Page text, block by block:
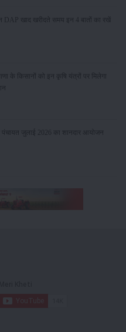
DAP खाद खरीदते समय इन 4 बातों का रखें
के किसानों को इन कृषि यंत्रों पर मिलेगा
पंचायत जुलाई 2026 का शानदार आयोजन